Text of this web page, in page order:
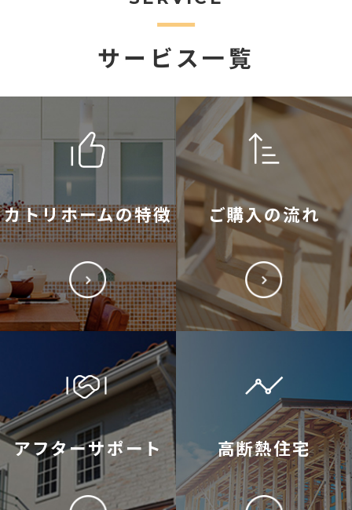
サービス一覧
カトリホームの特徴 ご購入の流れ
アフターサポート 高断熱住宅